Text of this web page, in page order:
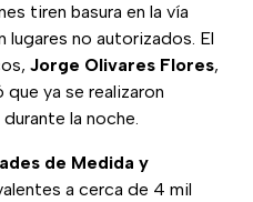
tiren basura en la vía
lugares no autorizados. El
Jorge Olivares Flores,
ya se realizaron
la noche.
de Medida y
a cerca de 4 mil